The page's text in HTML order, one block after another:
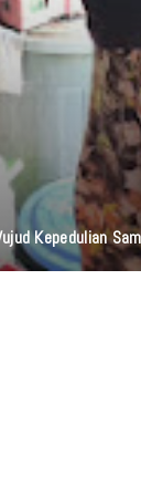
Kepedulian